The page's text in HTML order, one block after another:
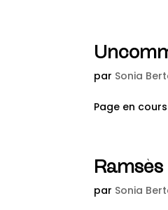
par Sonia
Page en cours
Ramsès
par Sonia